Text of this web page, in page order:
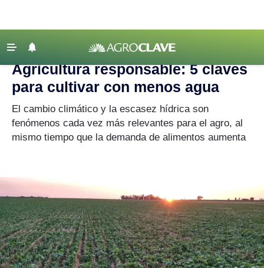
Agricultura
Lechería
Tecnología
Agenda
Regionales
Clima
Agronegocios
Mercados
‹ VOLVER
Agroclave Actualidad | Agricultura
Agricultura responsable: 5 claves
para cultivar con menos agua
El cambio climático y la escasez hídrica son
fenómenos cada vez más relevantes para el agro, al
mismo tiempo que la demanda de alimentos aumenta